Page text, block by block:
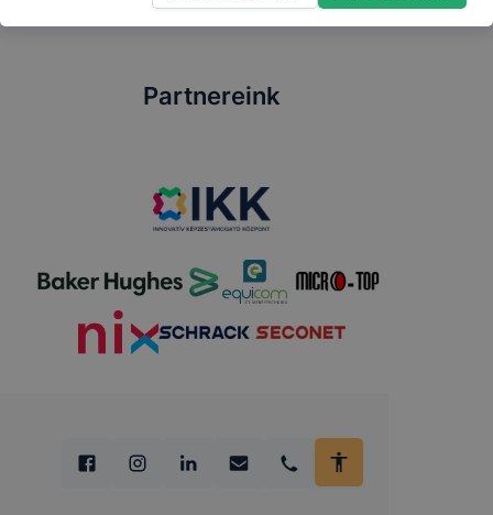
Partnereink